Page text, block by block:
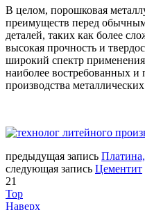
В целом, порошковая
преимуществ перед
деталей, таких как более
высокая прочность и
широкий спектр
наиболее востребованных и
производства
предыдущая запись
следующая запись Цементит
21
Top
Наверх